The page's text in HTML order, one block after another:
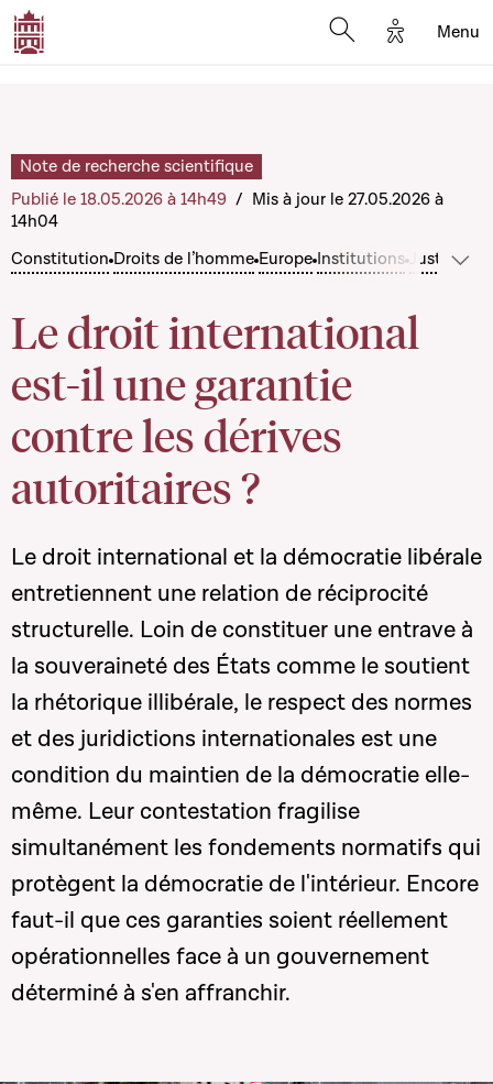
Options
Menu
Constitution Droits de l’homme Europe Institutions JusticeVoir
Le droit international
est-il une garantie
contre les dérives
autoritaires ?
Note de recherche scientifique
Publié le 18.05.2026 à 14h49 / Mis à jour le 27.05.2026 à
14h04
Le droit international et la démocratie libérale
entretiennent une relation de réciprocité
structurelle. Loin de constituer une entrave à
la souveraineté des États comme le soutient
la rhétorique illibérale, le respect des normes
et des juridictions internationales est une
condition du maintien de la démocratie elle-
même. Leur contestation fragilise
simultanément les fondements normatifs qui
protègent la démocratie de l'intérieur. Encore
faut-il que ces garanties soient réellement
opérationnelles face à un gouvernement
déterminé à s'en affranchir.